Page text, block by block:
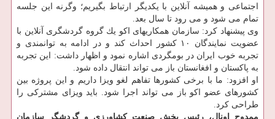
اجتماعی و همیشه آنلاین با یكدیگر ارتباط بگیریم؛ وگرنه این جلسه
تمام می شود و می رود تا سال بعد.
وی پیشنهاد كرد: سازمان همكاریهای اكو یك گروه گردشگری آنلاین با
عضویت نمایندگان ۱۰ كشور احداث كند و در ادامه به توانمندی و
تجربه خوب ایران در بومگردی اشاره نمود و اظهار داشت: این تجربه
به پاكستان و افغانستان باز می تواند انتقال داده شود.
او افزود: ما با برخی كشورها تفاهم لغو ویزا داریم و این پروژه بین
كشورهای عضو اكو باز می تواند اجرا شود. باید ویزای مشتركی را
طراحی كرد.
ممدوح اونال، رئیس بخش صنعت كشاورزی و گردشگر سازمان